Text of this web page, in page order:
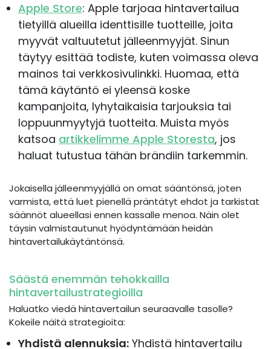
Apple Store: Apple tarjoaa hintavertailua
tietyillä alueilla identtisille tuotteille, joita
myyvät valtuutetut jälleenmyyjät. Sinun
täytyy esittää todiste, kuten voimassa oleva
mainos tai verkkosivulinkki. Huomaa, että
tämä käytäntö ei yleensä koske
kampanjoita, lyhytaikaisia tarjouksia tai
loppuunmyytyjä tuotteita. Muista myös
katsoa artikkelimme Apple Storesta, jos
haluat tutustua tähän brändiin tarkemmin.
Jokaisella jälleenmyyjällä on omat sääntönsä, joten
varmista, että luet pienellä präntätyt ehdot ja tarkistat
säännöt alueellasi ennen kassalle menoa. Näin olet
täysin valmistautunut hyödyntämään heidän
hintavertailukäytäntönsä.
Säästä enemmän tehokkailla
hintavertailustrategioilla
Haluatko viedä hintavertailun seuraavalle tasolle?
Kokeile näitä strategioita:
Yhdistä alennuksia: Yhdistä hintavertailu